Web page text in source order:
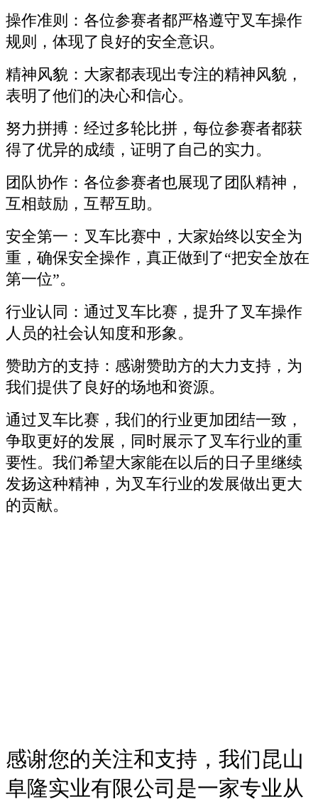
操作准则：各位参赛者都严格遵守叉车操作
规则，体现了良好的安全意识。
精神风貌：大家都表现出专注的精神风貌，
表明了他们的决心和信心。
努力拼搏：经过多轮比拼，每位参赛者都获
得了优异的成绩，证明了自己的实力。
团队协作：各位参赛者也展现了团队精神，
互相鼓励，互帮互助。
安全第一：叉车比赛中，大家始终以安全为
重，确保安全操作，真正做到了“把安全放在
第一位”。
行业认同：通过叉车比赛，提升了叉车操作
人员的社会认知度和形象。
赞助方的支持：感谢赞助方的大力支持，为
我们提供了良好的场地和资源。
通过叉车比赛，我们的行业更加团结一致，
争取更好的发展，同时展示了叉车行业的重
要性。我们希望大家能在以后的日子里继续
发扬这种精神，为叉车行业的发展做出更大
的贡献。
感谢您的关注和支持，我们昆山
阜隆实业有限公司是一家专业从